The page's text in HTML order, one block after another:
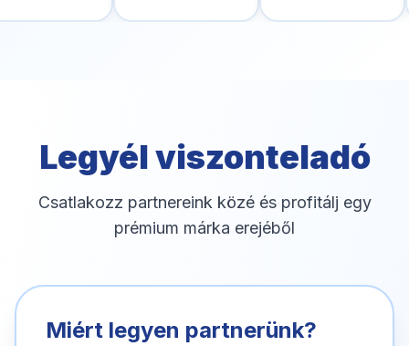
Legyél viszonteladó
Csatlakozz partnereink közé és profitálj egy
prémium márka erejéből
Miért legyen partnerünk?